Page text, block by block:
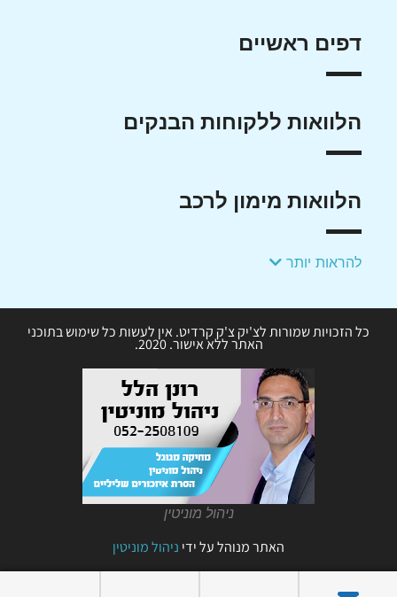
דפים ראשיים
הלוואות ללקוחות הבנקים
הלוואות מימון לרכב
להראות יותר
כל הזכויות שמורות לצ'יק צ'ק קרדיט. אין לעשות כל שימוש בתוכני
האתר ללא אישור. 2020.
ניהול מוניטין
האתר מנוהל על ידי ניהול מוניטין